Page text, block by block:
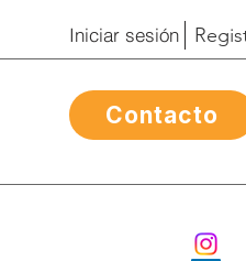
Iniciar sesión
Contacto
Contacto